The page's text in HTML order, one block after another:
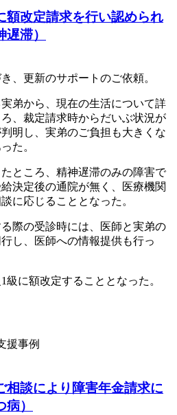
額改定請求を行い認められ
滞）
、更新のサポートのご依頼。
弟から、現在の生活について詳
、裁定請求時からだいぶ状況が
明し、実弟のご負担も大きくな
た。
ところ、精神遅滞のみの障害で
決定後の通院が無く、医療機関
に応じることとなった。
際の受診時には、医師と実弟の
し、医師への情報提供も行っ
級に額改定することとなった。
援事例
相談により障害年金請求に
）